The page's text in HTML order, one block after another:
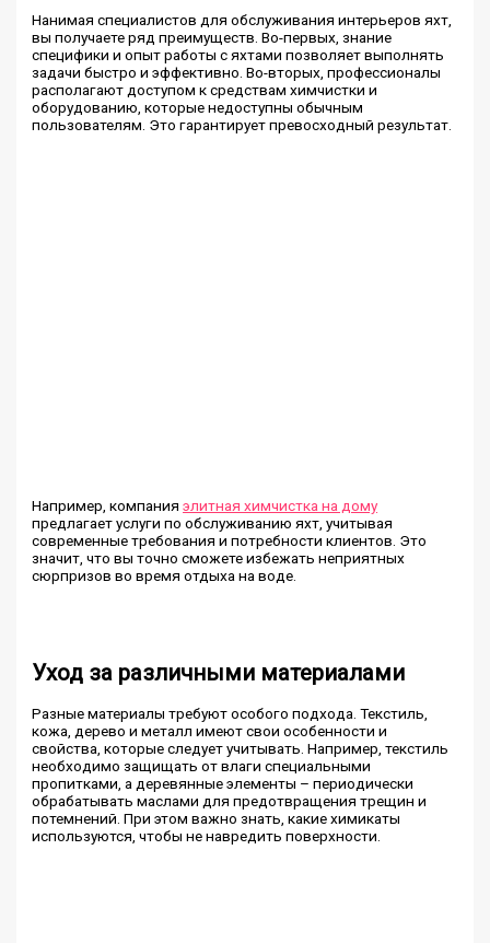
Нанимая специалистов для обслуживания интерьеров яхт,
вы получаете ряд преимуществ. Во-первых, знание
специфики и опыт работы с яхтами позволяет выполнять
задачи быстро и эффективно. Во-вторых, профессионалы
располагают доступом к средствам химчистки и
оборудованию, которые недоступны обычным
пользователям. Это гарантирует превосходный результат.
Например, компанияэлитная химчистка на дому
предлагает услуги по обслуживанию яхт, учитывая
современные требования и потребности клиентов. Это
значит, что вы точно сможете избежать неприятных
сюрпризов во время отдыха на воде.
Уход за различными материалами
Разные материалы требуют особого подхода. Текстиль,
кожа, дерево и металл имеют свои особенности и
свойства, которые следует учитывать. Например, текстиль
необходимо защищать от влаги специальными
пропитками, а деревянные элементы – периодически
обрабатывать маслами для предотвращения трещин и
потемнений. При этом важно знать, какие химикаты
используются, чтобы не навредить поверхности.